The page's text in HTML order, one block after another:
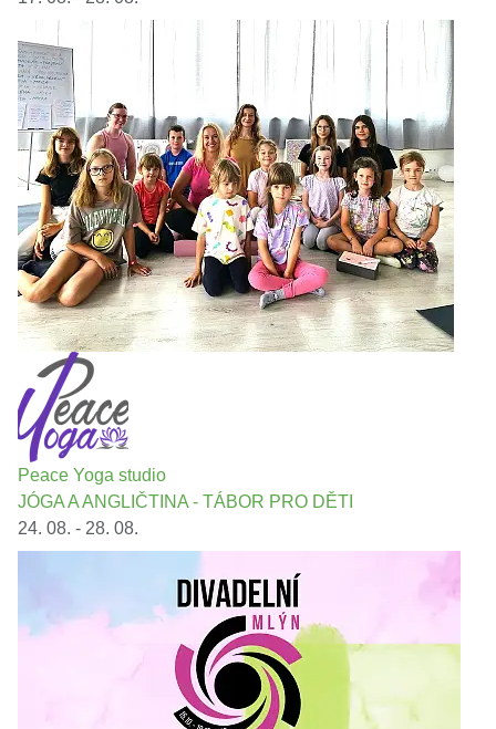
Peace Yoga studio
JÓGA A ANGLIČTINA - TÁBOR PRO DĚTI
24. 08. - 28. 08.